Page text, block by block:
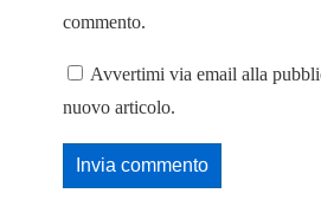
commento.
Avvertimi via email alla
nuovo articolo.